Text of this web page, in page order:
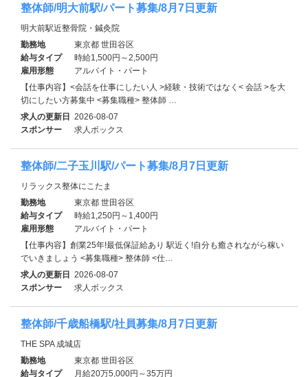
整体師/明大前駅/パート募集/8月7日更新
明大前駅近整骨院・鍼灸院
勤務地
東京都 世田谷区
給与タイプ
時給1,500円～2,500円
雇用形態
アルバイト・パート
【仕事内容】<会話を仕事にしたい人 >経験・技術ではなく< 会話 >を大
切にしたい方募集中 <募集職種> 整体師 …
求人の更新日 2026-08-07
スポンサー
求人ボックス
整体師/二子玉川駅/パート募集/8月7日更新
リラックス整体にこたま
勤務地
東京都 世田谷区
給与タイプ
時給1,250円～1,400円
雇用形態
アルバイト・パート
【仕事内容】創業25年!最低保証給あり 駅近く!自分も癒されながら稼い
でいきましょう <募集職種> 整体師 <仕…
求人の更新日 2026-08-07
スポンサー
求人ボックス
整体師/千歳船橋駅/社員募集/8月7日更新
THE SPA 成城店
勤務地
東京都 世田谷区
給与タイプ
月給20万5,000円～35万円